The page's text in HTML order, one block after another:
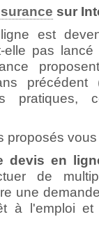
sur
est
elle pas
pratiques,
proposés
devis en
de
une
à l'emploi